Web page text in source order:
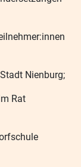
Nienburg;
Rat